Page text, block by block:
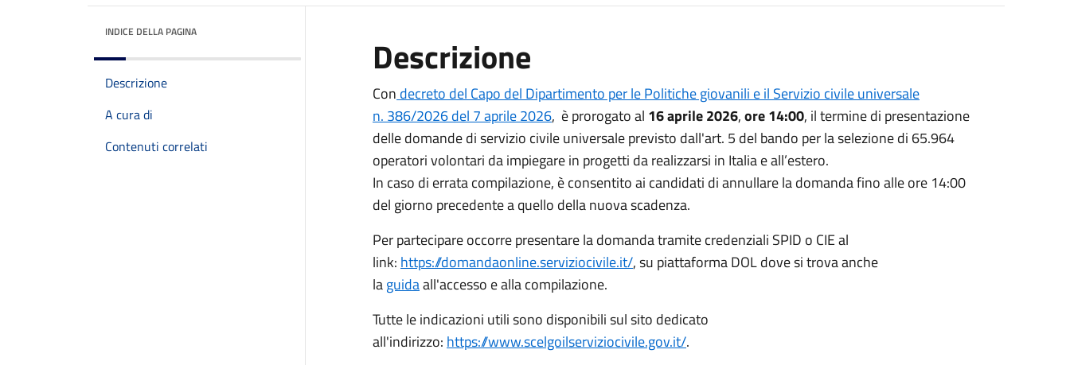
INDICE DELLA PAGINA
Descrizione
A cura di
Contenuti correlati
Descrizione
Con decreto del Capo del Dipartimento per le Politiche giovanili e il Servizio civile universale
n. 386/2026 del 7 aprile 2026, è prorogato al 16 aprile 2026,ore 14:00, il termine di presentazione
delle domande di servizio civile universale previsto dall'art. 5 del bando per la selezione di 65.964
operatori volontari da impiegare in progetti da realizzarsi in Italia e all’estero.
In caso di errata compilazione, è consentito ai candidati di annullare la domanda fino alle ore 14:00
del giorno precedente a quello della nuova scadenza.
Per partecipare occorre presentare la domanda tramite credenziali SPID o CIE al
link: https://domandaonline.serviziocivile.it/, su piattaforma DOL dove si trova anche
laguidaall'accesso e alla compilazione.
Tutte le indicazioni utili sono disponibili sul sito dedicato
all'indirizzo: https://www.scelgoilserviziocivile.gov.it/.